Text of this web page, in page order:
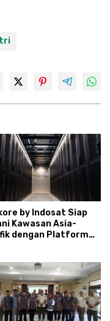
by Indosat Siap
Kawasan Asia-
dengan Platform